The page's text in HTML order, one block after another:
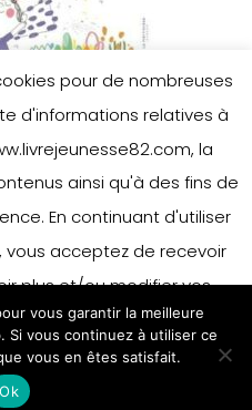
pour de nombreuses
d'informations relatives à
la
ainsi qu'à des fins de
En continuant d'utiliser
vous acceptez de recevoir
plus et/ou modifier vos
merci de vous référer
cookies.
Accepter
plus
vous garantir la meilleure
vous continuez à utiliser ce
vous en êtes satisfait.
Ok